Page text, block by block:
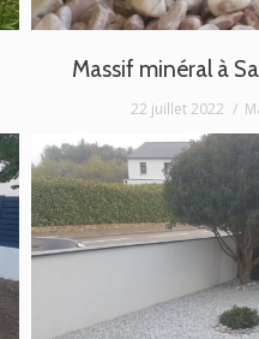
Massif minéral à
22 juillet 2022